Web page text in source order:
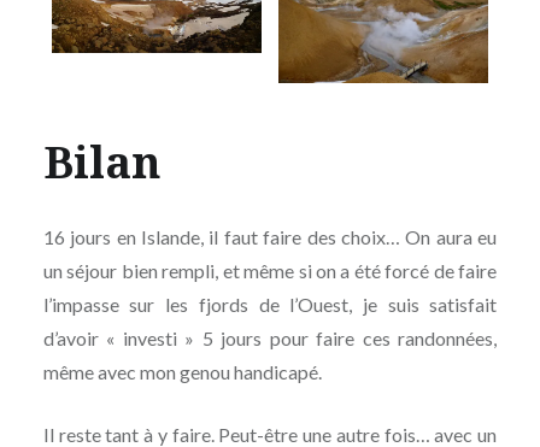
Bilan
16 jours en Islande, il faut faire des choix… On aura eu
un séjour bien rempli, et même si on a été forcé de faire
l’impasse sur les fjords de l’Ouest, je suis satisfait
d’avoir « investi » 5 jours pour faire ces randonnées,
même avec mon genou handicapé.
Il reste tant à y faire. Peut-être une autre fois… avec un